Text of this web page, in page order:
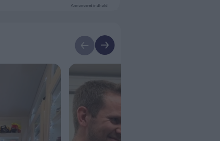
Annonceret indhold